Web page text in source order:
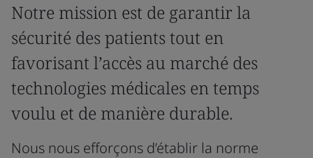
Notre mission est de garantir la
sécurité des patients tout en
favorisant l’accès au marché des
technologies médicales en temps
voulu et de manière durable.
Nous nous efforçons d’établir la norme